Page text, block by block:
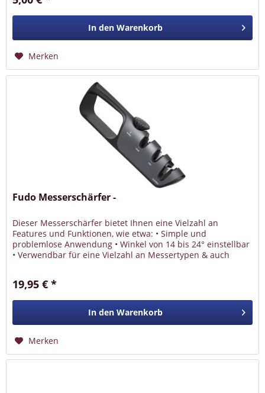
In den Warenkorb
Merken
Fudo Messerschärfer -
Dieser Messerschärfer bietet Ihnen eine Vielzahl an
Features und Funktionen, wie etwa: • Simple und
problemlose Anwendung • Winkel von 14 bis 24° einstellbar
• Verwendbar für eine Vielzahl an Messertypen & auch
19,95 € *
In den Warenkorb
Merken